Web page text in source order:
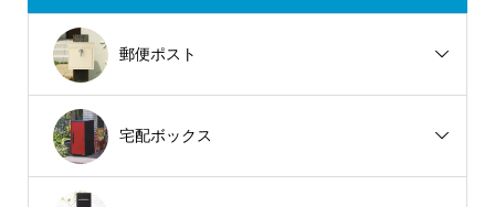
郵便ポスト
宅配ボックス